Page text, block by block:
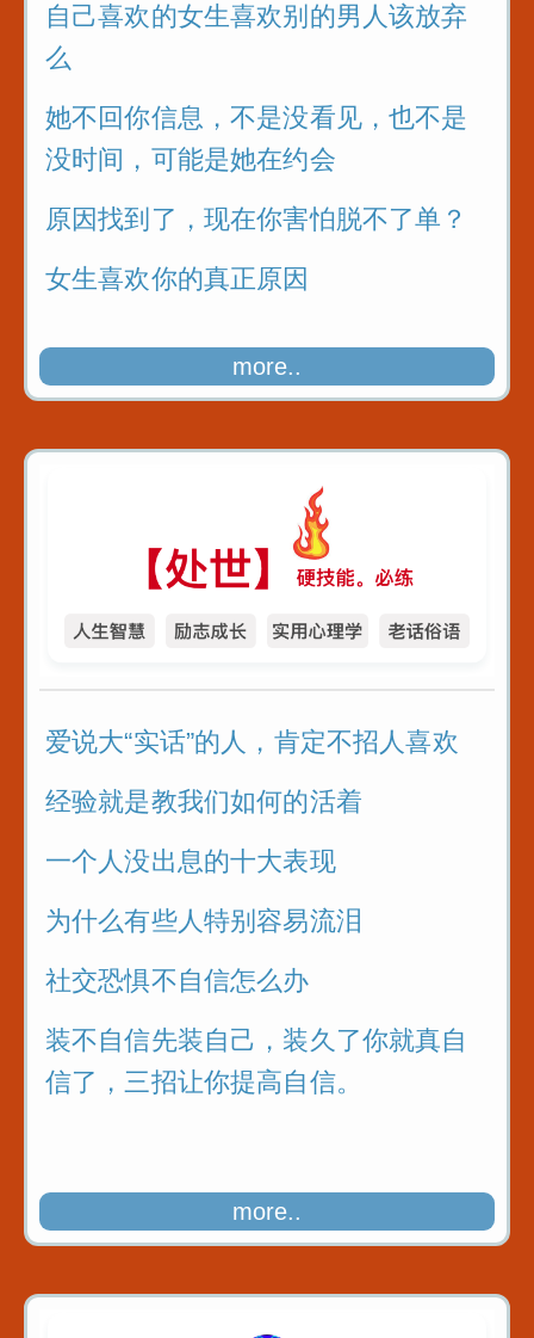
自己喜欢的女生喜欢别的男人该放弃
么
她不回你信息，不是没看见，也不是
没时间，可能是她在约会
原因找到了，现在你害怕脱不了单？
女生喜欢你的真正原因
more..
爱说大“实话”的人，肯定不招人喜欢
经验就是教我们如何的活着
一个人没出息的十大表现
为什么有些人特别容易流泪
社交恐惧不自信怎么办
装不自信先装自己，装久了你就真自
信了，三招让你提高自信。
more..